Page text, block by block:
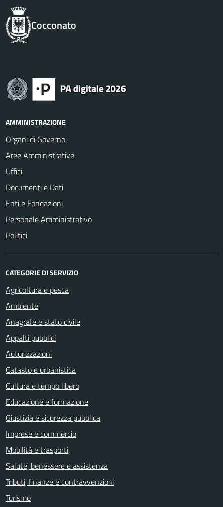
Cocconato
AMMINISTRAZIONE
Organi di Governo
Aree Amministrative
Uffici
Documenti e Dati
Enti e Fondazioni
Personale Amministrativo
Politici
CATEGORIE DI SERVIZIO
Agricoltura e pesca
Ambiente
Anagrafe e stato civile
Appalti pubblici
Autorizzazioni
Catasto e urbanistica
Cultura e tempo libero
Educazione e formazione
Giustizia e sicurezza pubblica
Imprese e commercio
Mobilità e trasporti
Salute, benessere e assistenza
Tributi, finanze e contravvenzioni
Turismo